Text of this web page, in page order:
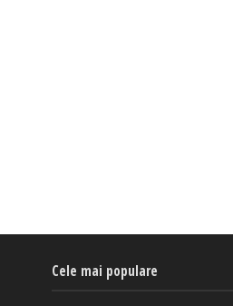
Cele mai populare